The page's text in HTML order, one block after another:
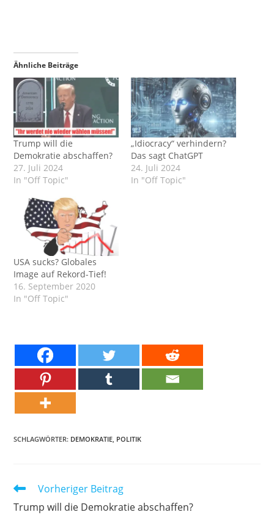
Ähnliche Beiträge
Trump will die
Demokratie abschaffen?
27. Juli 2024
In "Off Topic"
„Idiocracy“ verhindern?
Das sagt ChatGPT
24. Juli 2024
In "Off Topic"
USA sucks? Globales
Image auf Rekord-Tief!
16. September 2020
In "Off Topic"
SCHLAGWÖRTER: DEMOKRATIE POLITIK
Weitere
ansehen
Vorheriger Beitrag
Trump will die Demokratie abschaffen?